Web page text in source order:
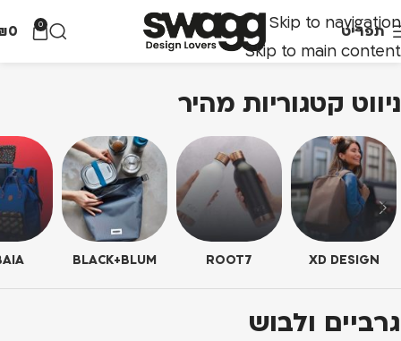
Skip to navigation
Skip to main content
תפריט 0
0
ניווט קטגוריות מהיר
XD DESIGN
ROOT7
BLACK+BLUM
גרביים ולבוש